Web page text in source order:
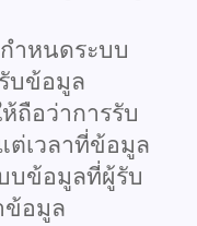
ำหนดระบบ
บข้อมูล
ถือว่าการรับ
เวลาที่ข้อมูล
บข้อมูลที่ผู้รับ
ข้อมูล